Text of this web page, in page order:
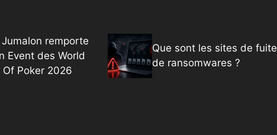
remporte
Event des World
Of Poker 2026
Que sont les sites de fuite
de ransomwares ?